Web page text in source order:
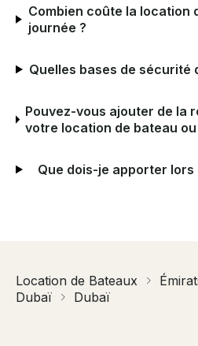
Combien coûte la location
journée ?
Quelles bases de sécurité
Pouvez-vous ajouter de la
votre location de bateau
Que dois-je apporter lors
Location de Bateaux
Dubaï
Dubaï